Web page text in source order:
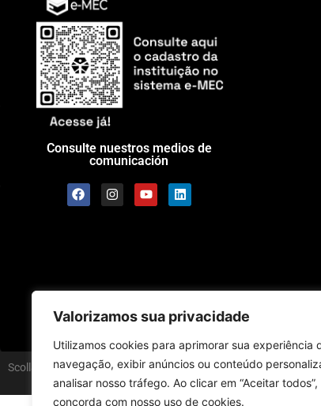
Valorizamos sua privacidade
Utilizamos cookies para aprimorar sua experiência
navegação, exibir anúncios ou conteúdo
analisar nosso tráfego. Ao clicar em “Aceitar
concorda com nosso uso de cookies.
Consulte nuestros medios de
comunicación
Scolla © - Todos los derechos reservados